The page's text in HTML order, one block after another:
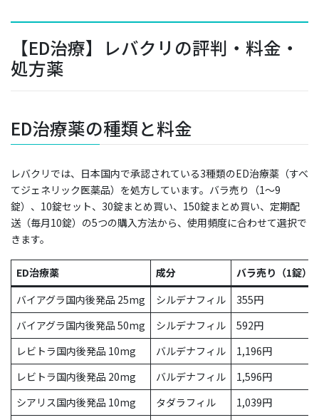
【ED治療】レバクリの評判・料金・
処方薬
ED治療薬の種類と料金
レバクリでは、日本国内で承認されている3種類のED治療薬（すべ
てジェネリック医薬品）を処方しています。バラ売り（1〜9
錠）、10錠セット、30錠まとめ買い、150錠まとめ買い、定期配
送（毎月10錠）の5つの購入方法から、使用頻度に合わせて選択で
きます。
ED治療薬 成分
バラ売り（1錠）
バイアグラ国内後発品 25mg
シルデナフィル
355円
バイアグラ国内後発品 50mg
シルデナフィル
592円
レビトラ国内後発品 10mg
バルデナフィル
1,196円
レビトラ国内後発品 20mg
バルデナフィル
1,596円
シアリス国内後発品 10mg
タダラフィル 1,039円